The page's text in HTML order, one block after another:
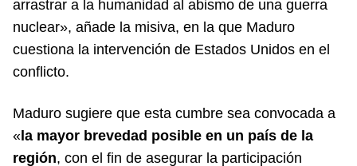
arrastrar a la humanidad al abismo de una guerra
nuclear», añade la misiva, en la que Maduro
cuestiona la intervención de Estados Unidos en el
conflicto.
Maduro sugiere que esta cumbre sea convocada a
«la mayor brevedad posible en un país de la
región, con el fin de asegurar la participación